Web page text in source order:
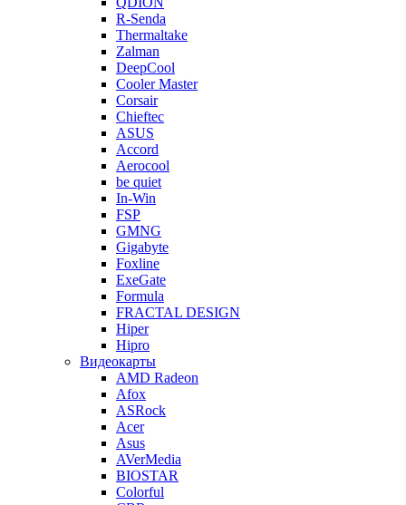
R-Senda
Thermaltake
Zalman
DeepCool
Cooler Master
Corsair
Chieftec
ASUS
Accord
Aerocool
be quiet
In-Win
FSP
GMNG
Gigabyte
Foxline
ExeGate
Formula
FRACTAL DESIGN
Hiper
Hipro
Видеокарты
AMD Radeon
Afox
ASRock
Acer
Asus
AVerMedia
BIOSTAR
Colorful